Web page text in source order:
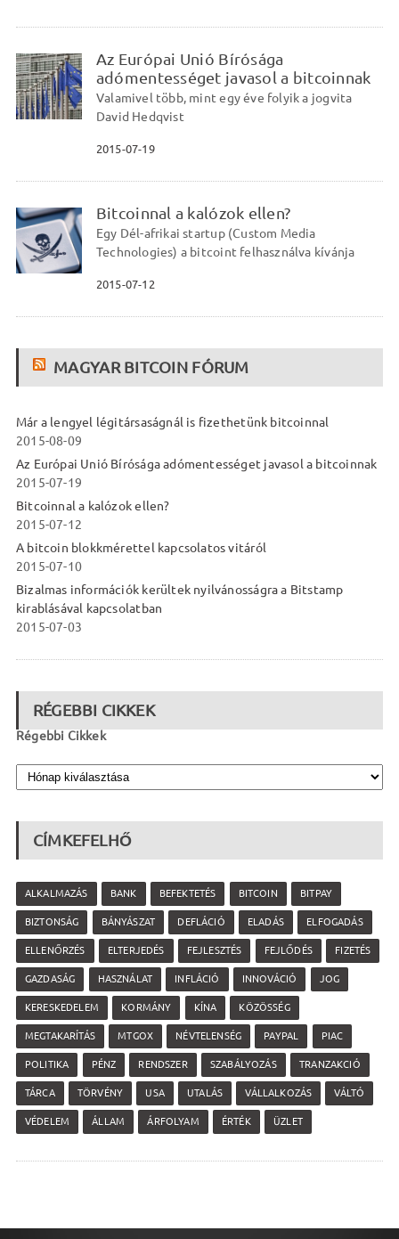
Az Európai Unió Bírósága
adómentességet javasol a bitcoinnak
Valamivel több, mint egy éve folyik a jogvita
David Hedqvist
2015-07-19
Bitcoinnal a kalózok ellen?
Egy Dél-afrikai startup (Custom Media
Technologies) a bitcoint felhasználva kívánja
2015-07-12
MAGYAR BITCOIN FÓRUM
Már a lengyel légitársaságnál is fizethetünk bitcoinnal
2015-08-09
Az Európai Unió Bírósága adómentességet javasol a bitcoinnak
2015-07-19
Bitcoinnal a kalózok ellen?
2015-07-12
A bitcoin blokkmérettel kapcsolatos vitáról
2015-07-10
Bizalmas információk kerültek nyilvánosságra a Bitstamp
kirablásával kapcsolatban
2015-07-03
RÉGEBBI CIKKEK
Régebbi Cikkek
CÍMKEFELHŐ
ALKALMAZÁS BANK BEFEKTETÉS BITCOIN BITPAY
BIZTONSÁG BÁNYÁSZAT DEFLÁCIÓ ELADÁS ELFOGADÁS
ELLENŐRZÉS ELTERJEDÉS FEJLESZTÉS FEJLŐDÉS FIZETÉS
GAZDASÁG HASZNÁLAT INFLÁCIÓ INNOVÁCIÓ JOG
KERESKEDELEM KORMÁNY KÍNA KÖZÖSSÉG
MEGTAKARÍTÁS MTGOX NÉVTELENSÉG PAYPAL PIAC
POLITIKA PÉNZ RENDSZER SZABÁLYOZÁS TRANZAKCIÓ
TÁRCA TÖRVÉNY USA UTALÁS VÁLLALKOZÁS VÁLTÓ
VÉDELEM ÁLLAM ÁRFOLYAM ÉRTÉK ÜZLET